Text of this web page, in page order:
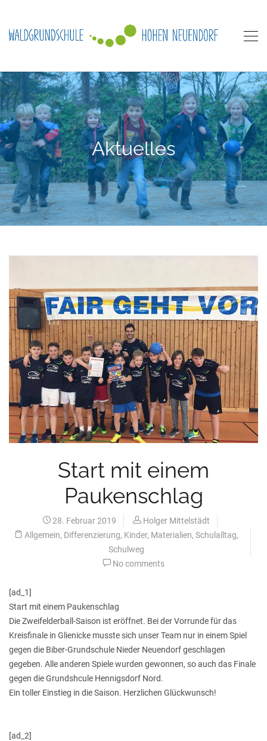
Aktuelles
Start mit einem
Paukenschlag
28. Februar 2019
Holger Mittelstädt
Allgemein, Differenzierung, Kinder, Materialien, Schulalltag,
Schulweg
No comments
[ad_1]
Start mit einem Paukenschlag
Die Zweifelderball-Saison ist eröffnet. Bei der Vorrunde für das
Kreisfinale in Glienicke musste sich unser Team nur in einem Spiel
gegen die Biber-Grundschule Nieder Neuendorf geschlagen
gegeben. Alle anderen Spiele wurden gewonnen, so auch das Finale
gegen die Grundshcule Hennigsdorf Nord.
Ein toller Einstieg in die Saison. Herzlichen Glückwunsch!
[ad_2]